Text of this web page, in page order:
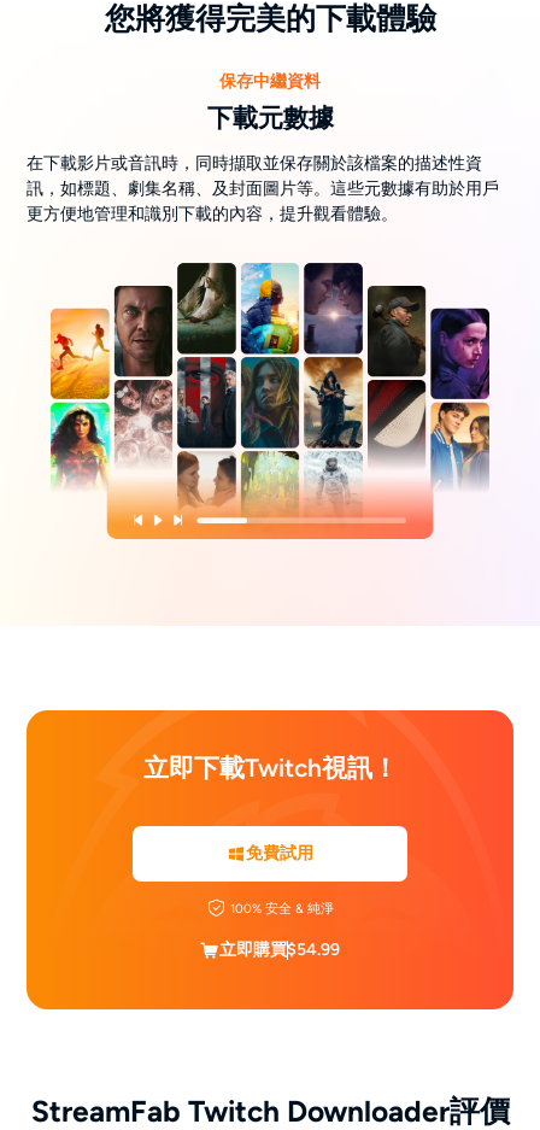
您將獲得完美的下載體驗
保存中繼資料
下載元數據
在下載影片或音訊時，同時擷取並保存關於該檔案的描述性資
訊，如標題、劇集名稱、及封面圖片等。這些元數據有助於用戶
更方便地管理和識別下載的內容，提升觀看體驗。
立即下載Twitch視訊！
免費試用
100% 安全 & 純淨
立即購買$54.99
StreamFab Twitch Downloader評價